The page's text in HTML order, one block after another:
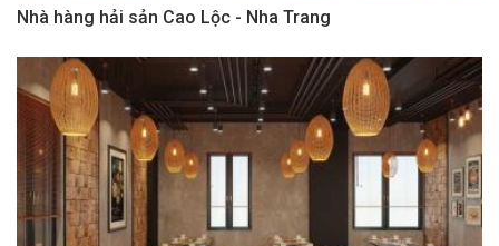
Nhà hàng hải sản Cao Lộc - Nha Trang